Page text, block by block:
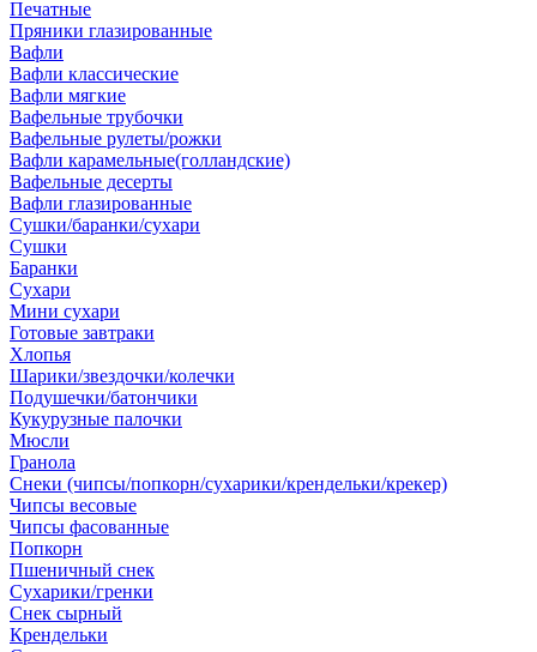
Печатные
Пряники глазированные
Вафли
Вафли классические
Вафли мягкие
Вафельные трубочки
Вафельные рулеты/рожки
Вафли карамельные(голландские)
Вафельные десерты
Вафли глазированные
Сушки/баранки/сухари
Сушки
Баранки
Сухари
Мини сухари
Готовые завтраки
Хлопья
Шарики/звездочки/колечки
Подушечки/батончики
Кукурузные палочки
Мюсли
Гранола
Снеки (чипсы/попкорн/сухарики/крендельки/крекер)
Чипсы весовые
Чипсы фасованные
Попкорн
Пшеничный снек
Сухарики/гренки
Снек сырный
Крендельки